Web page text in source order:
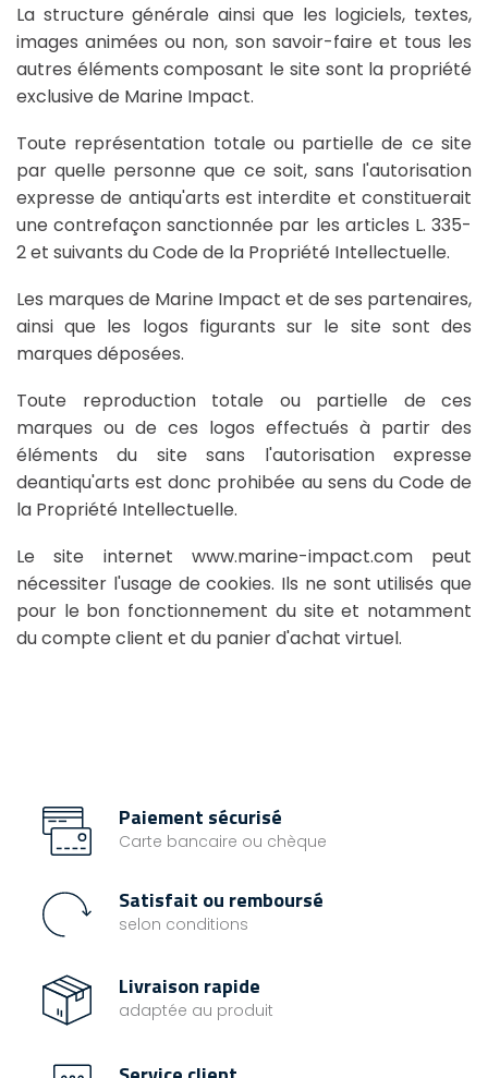
La structure générale ainsi que les logiciels, textes,
images animées ou non, son savoir-faire et tous les
autres éléments composant le site sont la propriété
exclusive de Marine Impact.
Toute représentation totale ou partielle de ce site
par quelle personne que ce soit, sans l'autorisation
expresse de antiqu'arts est interdite et constituerait
une contrefaçon sanctionnée par les articles L. 335-
2 et suivants du Code de la Propriété Intellectuelle.
Les marques de Marine Impact et de ses partenaires,
ainsi que les logos figurants sur le site sont des
marques déposées.
Toute reproduction totale ou partielle de ces
marques ou de ces logos effectués à partir des
éléments du site sans l'autorisation expresse
deantiqu'arts est donc prohibée au sens du Code de
la Propriété Intellectuelle.
Le site internet www.marine-impact.com peut
nécessiter l'usage de cookies. Ils ne sont utilisés que
pour le bon fonctionnement du site et notamment
du compte client et du panier d'achat virtuel.
Paiement sécurisé
Carte bancaire ou chèque
Satisfait ou remboursé
selon conditions
Livraison rapide
adaptée au produit